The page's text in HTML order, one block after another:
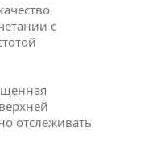
с
отслеживать